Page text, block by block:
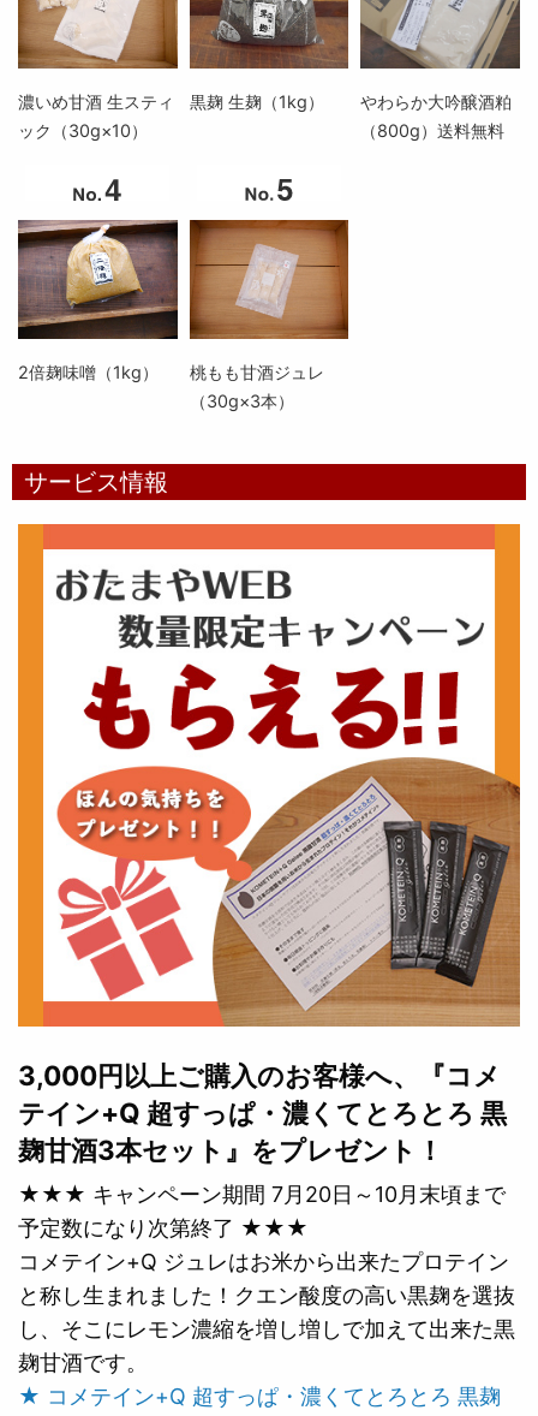
濃いめ甘酒 生スティ
ック（30g×10）
黒麹 生麹（1kg）
やわらか大吟醸酒粕
（800g）送料無料
2倍麹味噌（1kg）
桃もも甘酒ジュレ
（30g×3本）
サービス情報
3,000円以上ご購入のお客様へ、『コメ
テイン+Q 超すっぱ・濃くてとろとろ 黒
麹甘酒3本セット』をプレゼント！
★★★ キャンペーン期間 7月20日～10月末頃まで
予定数になり次第終了 ★★★
コメテイン+Q ジュレはお米から出来たプロテイン
と称し生まれました！クエン酸度の高い黒麹を選抜
し、そこにレモン濃縮を増し増しで加えて出来た黒
麹甘酒です。
★ コメテイン+Q 超すっぱ・濃くてとろとろ 黒麹